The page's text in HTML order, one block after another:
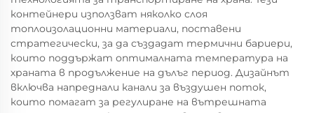
контейнери използват няколко слоя
топлоизолационни материали, поставени
стратегически, за да създадат термични бариери,
които поддържат оптималната температура на
храната в продължение на дълъг период. Дизайнът
включва напреднали канали за въздушен поток,
които помагат за регулиране на вътрешната